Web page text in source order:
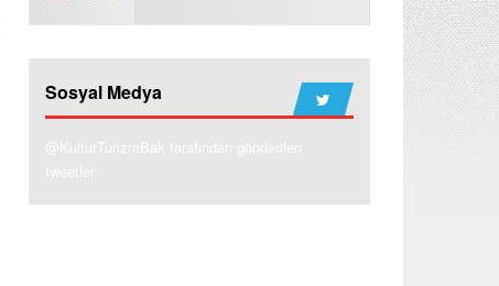
Sosyal Medya
@KulturTurizmBak tarafından gönderilen
tweetler